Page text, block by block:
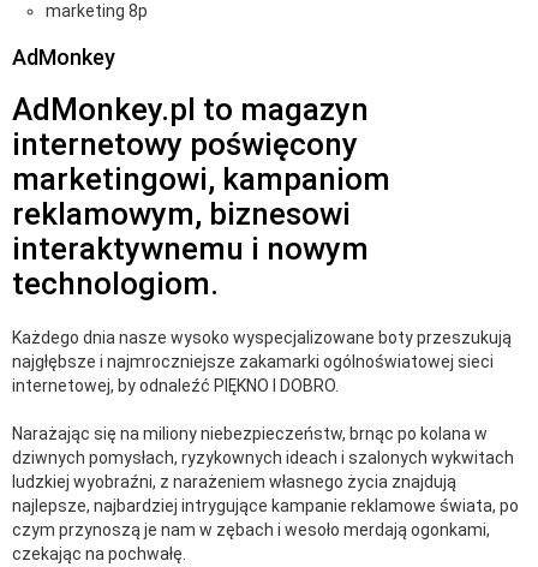
marketing 8p
AdMonkey
AdMonkey.pl to magazyn
internetowy poświęcony
marketingowi, kampaniom
reklamowym, biznesowi
interaktywnemu i nowym
technologiom.
Każdego dnia nasze wysoko wyspecjalizowane boty przeszukują
najgłębsze i najmroczniejsze zakamarki ogólnoświatowej sieci
internetowej, by odnaleźć PIĘKNO I DOBRO.
Narażając się na miliony niebezpieczeństw, brnąc po kolana w
dziwnych pomysłach, ryzykownych ideach i szalonych wykwitach
ludzkiej wyobraźni, z narażeniem własnego życia znajdują
najlepsze, najbardziej intrygujące kampanie reklamowe świata, po
czym przynoszą je nam w zębach i wesoło merdają ogonkami,
czekając na pochwałę.